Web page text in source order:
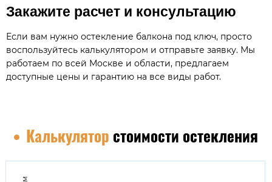
Закажите расчет и консультацию
Если вам нужно остекление балкона под ключ, просто
воспользуйтесь калькулятором и отправьте заявку. Мы
работаем по всей Москве и области, предлагаем
доступные цены и гарантию на все виды работ.
Калькулятор стоимости остекления